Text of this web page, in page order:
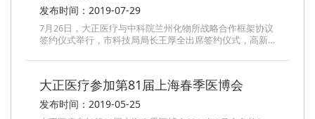
发布时间：2019-07-29
7月26日，大正医疗与中科院兰州化物所战略合作框架协议
签约仪式举行，市科技局局长王厚全出席签约仪式，高新…
大正医疗参加第81届上海春季医博会
发布时间：2019-05-25